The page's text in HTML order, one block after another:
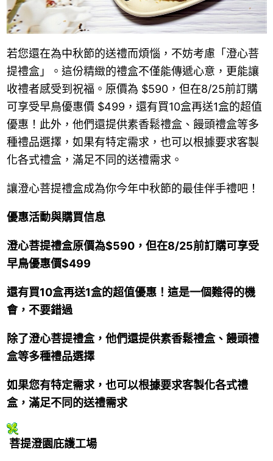
若您還在為中秋節的送禮而煩惱，不妨考慮「澄心菩
提禮盒」。這份精緻的禮盒不僅能傳遞心意，更能讓
收禮者感受到祝福。原價為 $590，但在8/25前訂購
可享受早鳥優惠價 $499，還有買10盒再送1盒的超值
優惠！此外，他們還提供素香鬆禮盒、饅頭禮盒等多
種禮品選擇，如果有特定需求，也可以根據要求客製
化各式禮盒，滿足不同的送禮需求。
讓澄心菩提禮盒成為你今年中秋節的最佳伴手禮吧！
優惠活動與購買信息
澄心菩提禮盒原價為$590，但在8/25前訂購可享受
早鳥優惠價$499
還有買10盒再送1盒的超值優惠！這是一個難得的機
會，不要錯過
除了澄心菩提禮盒，他們還提供素香鬆禮盒、饅頭禮
盒等多種禮品選擇
如果您有特定需求，也可以根據要求客製化各式禮
盒，滿足不同的送禮需求
菩提澄園庇護工場